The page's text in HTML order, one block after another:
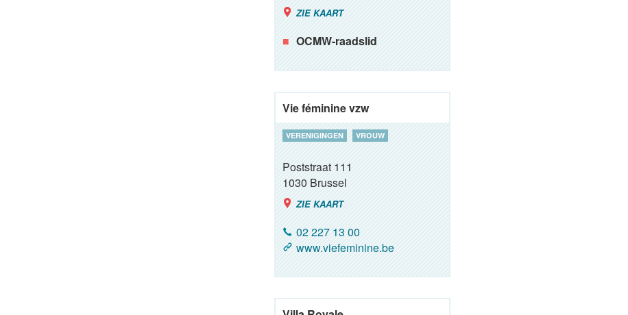
ZIE KAART
OCMW-raadslid
Vie féminine vzw
VERENIGINGEN VROUW
Poststraat 111
1030Brussel
ZIE KAART
02 227 13 00
www.viefeminine.be